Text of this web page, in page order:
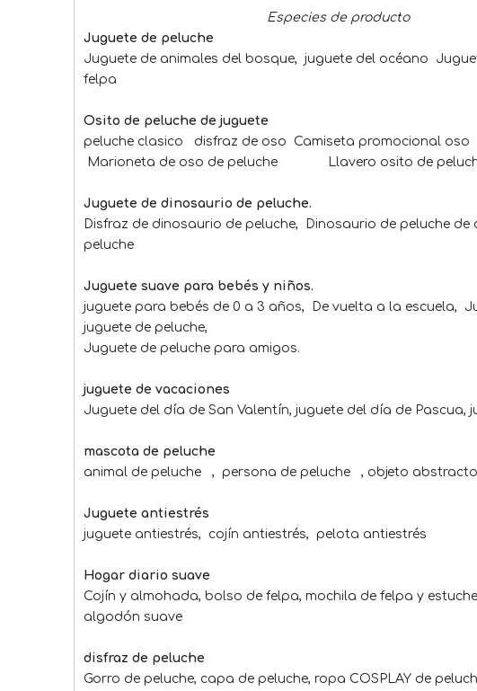
Especies de producto
Juguete de peluche
Juguete de animales del bosque, juguete del océano
felpa
Osito de peluche de juguete
peluche clasico disfraz de oso Camiseta promocional
Marioneta de oso de peluche Llavero osito de
Juguete de dinosaurio de peluche.
Disfraz de dinosaurio de peluche, Dinosaurio de peluche
peluche
Juguete suave para bebés y niños.
juguete para bebés de 0 a 3 años, De vuelta a la escuela,
juguete de peluche,
Juguete de peluche para amigos.
juguete de vacaciones
Juguete del día de San Valentín, juguete del día de
mascota de peluche
animal de peluche , persona de peluche , objeto
Juguete antiestrés
juguete antiestrés, cojín antiestrés, pelota antiestrés
Hogar diario suave
Cojín y almohada, bolso de felpa, mochila de felpa y
algodón suave
disfraz de peluche
Gorro de peluche, capa de peluche, ropa COSPLAY de